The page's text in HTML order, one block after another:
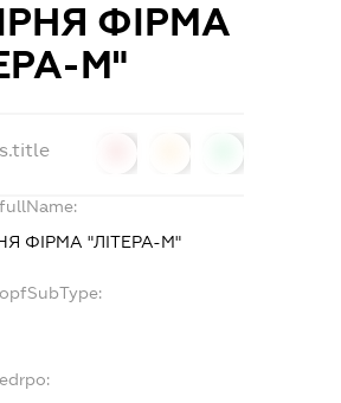
ФІРМА
М"
ФІРМА "ЛІТЕРА-М"